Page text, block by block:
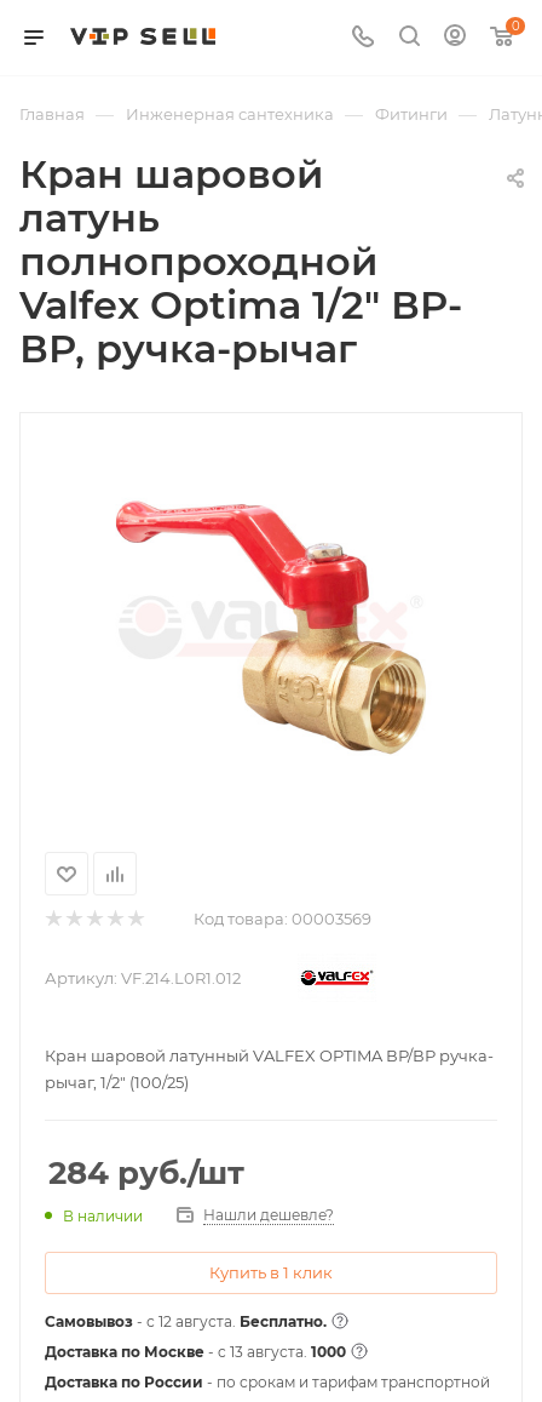
0
Главная — Инженерная сантехника — Фитинги —
Кран шаровой
латунь
полнопроходной
Valfex Optima 1/2" ВР-
ВР, ручка-рычаг
Код товара: 00003569
Артикул: VF.214.L0R1.012
Кран шаровой латунный VALFEX OPTIMA ВР/ВР ручка-
рычаг, 1/2" (100/25)
284 руб./шт
В наличии Нашли дешевле?
Купить в 1 клик
Самовывоз - с 12 августа. Бесплатно.
Доставка по Москве - c 13 августа. 1000
Доставка по России - по срокам и тарифам транспортной